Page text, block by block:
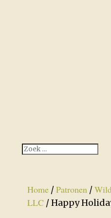
Home/Patronen/
LLC / Happy